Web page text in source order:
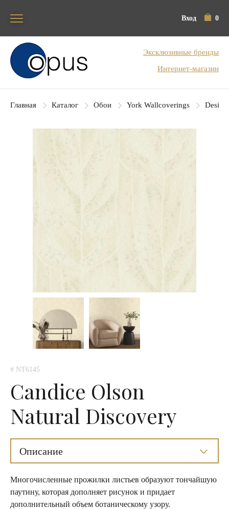
Вход 0
Блок поиска
Эксклюзивные бренды
Интернет-магазин
Главная Каталог Обои York Wallcoverings
# NT6145
Candice Olson
Natural Discovery
Описание
Многочисленные прожилки листьев образуют тончайшую
паутину, которая дополняет рисунок и придает
дополнительный объем ботаническому узору.